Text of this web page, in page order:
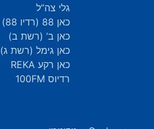
גלי צה”ל
כאן 88 (רדיו 88)
כאן ב’ (רשת ב)
כאן גימל (רשת ג)
כאן רקע REKA
רדיוס 100FM